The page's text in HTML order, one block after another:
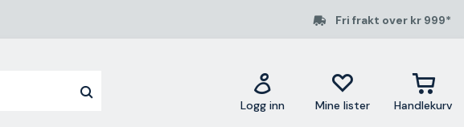
Fri frakt over kr 999*
Logg inn Mine lister Handlekurv